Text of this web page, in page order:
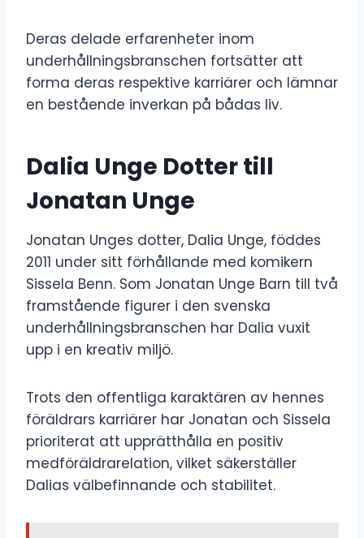
Deras delade erfarenheter inom
underhållningsbranschen fortsätter att
forma deras respektive karriärer och lämnar
en bestående inverkan på bådas liv.
Dalia Unge Dotter till
Jonatan Unge
Jonatan Unges dotter, Dalia Unge, föddes
2011 under sitt förhållande med komikern
Sissela Benn. Som Jonatan Unge Barn till två
framstående figurer i den svenska
underhållningsbranschen har Dalia vuxit
upp i en kreativ miljö.
Trots den offentliga karaktären av hennes
föräldrars karriärer har Jonatan och Sissela
prioriterat att upprätthålla en positiv
medföräldrarelation, vilket säkerställer
Dalias välbefinnande och stabilitet.